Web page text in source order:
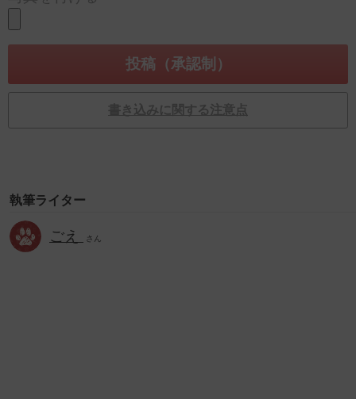
書き込みに関する注意点
執筆ライター
ごえ さん